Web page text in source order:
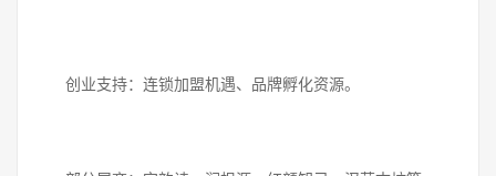
创业支持：连锁加盟机遇、品牌孵化资源。